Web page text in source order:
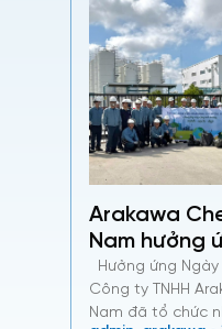
Arakawa
Nam hưởng
trường Thế
những hành
thực
Hưởng ứng
Công ty TNHH
Nam đã tổ chức